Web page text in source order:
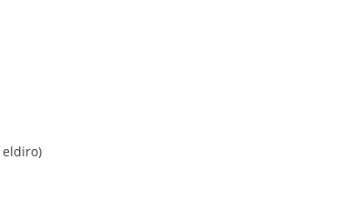
eldiro)